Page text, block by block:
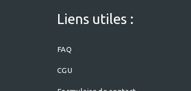
Liens utiles :
FAQ
CGU